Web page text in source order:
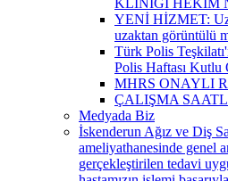
YENİ HİZMET:
uzaktan görüntülü
Türk Polis
Polis Haftası Kutlu
MHRS ONAYLI
ÇALIŞMA
Medyada Biz
İskenderun Ağız ve Diş
ameliyathanesinde genel
gerçekleştirilen tedavi